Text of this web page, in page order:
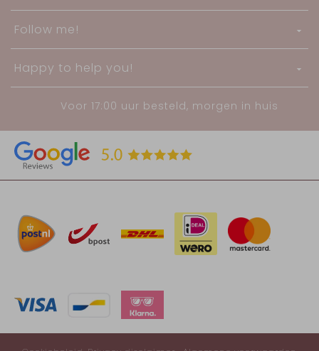
Follow me!
Happy to help you!
Voor 17:00 uur besteld, morgen in huis